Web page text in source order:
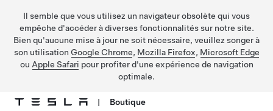
Il semble que vous utilisez un navigateur obsolète qui vous
empêche d'accéder à diverses fonctionnalités sur notre site.
Bien qu'aucune mise à jour ne soit nécessaire, veuillez songer à
son utilisation Google Chrome, Mozilla Firefox, Microsoft Edge
ou Apple Safari pour profiter d'une expérience de navigation
optimale.
| Boutique